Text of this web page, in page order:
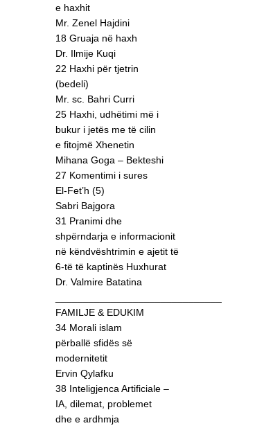
e haxhit
Mr. Zenel Hajdini
18 Gruaja në haxh
Dr. Ilmije Kuqi
22 Haxhi për tjetrin
(bedeli)
Mr. sc. Bahri Curri
25 Haxhi, udhëtimi më i
bukur i jetës me të cilin
e fitojmë Xhenetin
Mihana Goga – Bekteshi
27 Komentimi i sures
El-Fet’h (5)
Sabri Bajgora
31 Pranimi dhe
shpërndarja e informacionit
në këndvështrimin e ajetit të
6-të të kaptinës Huxhurat
Dr. Valmire Batatina
FAMILJE & EDUKIM
34 Morali islam
përballë sfidës së
modernitetit
Ervin Qylafku
38 Inteligjenca Artificiale –
IA, dilemat, problemet
dhe e ardhmja